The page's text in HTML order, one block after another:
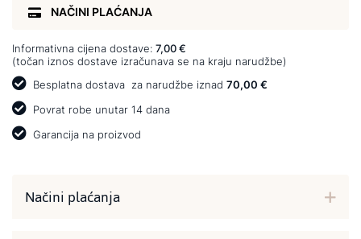
NAČINI PLAĆANJA
Informativna cijena dostave: 7,00 €
(točan iznos dostave izračunava se na kraju narudžbe)
Besplatna dostava za narudžbe iznad 70,00 €
Povrat robe unutar 14 dana
Garancija na proizvod
Načini plaćanja